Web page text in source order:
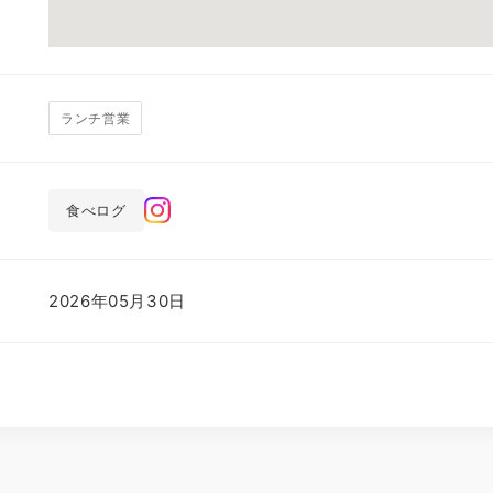
ランチ営業
食べログ
2026年05月30日